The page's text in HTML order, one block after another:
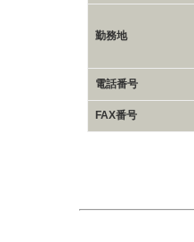
勤務地
電話番号
FAX番号